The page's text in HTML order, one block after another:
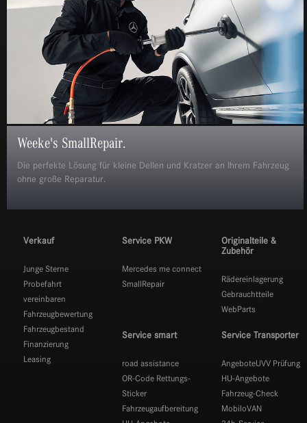
Weeke's SmallRepair.
Die perfekte Lösung für kleine Dellen und Kratzer an Ihrem Fahrzeug
ohne große Reparatur.
Verkauf
Junge Sterne
Probefahrt
vereinbaren
Fahrzeugbewertung
Fahrzeugbestand
Finanzierung
Leasing
Service PKW
Mercedes me connect
SmallRepair
Originalteile &
Zubehör
Rädereinlagerung
Gebrauchtteile
WebParts
Service smart
road assistance
OR-Code Rettungs-
Sticker
Fahrzeugaufbereitung
Service Transporter
AngeboteUVV Prüfung
HU-Angebote
Fahrzeug-Check
MobiloVAN